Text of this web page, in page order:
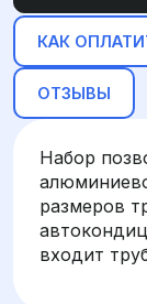
КАК
ОТЗЫВЫ
Набор
размеров
входит